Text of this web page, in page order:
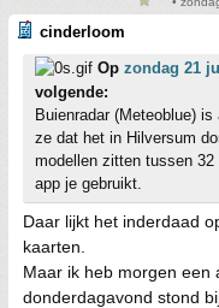
cinderloom
Op zondag 21
volgende:
Buienradar (Meteoblue)
ze dat het in Hilversum
modellen zitten tussen
app je gebruikt.
Daar lijkt het inderdaad
kaarten.
Maar ik heb morgen een
donderdagavond stond